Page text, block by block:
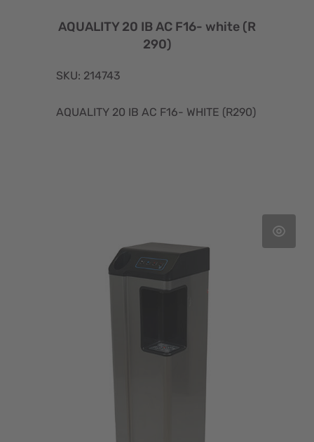
AQUALITY 20 IB AC F16- white (R
290)
SKU: 214743
AQUALITY 20 IB AC F16- WHITE (R290)